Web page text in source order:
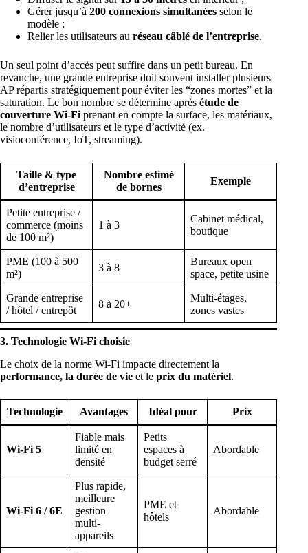
Gérer jusqu’à 200 connexions simultanées selon le
modèle ;
Relier les utilisateurs au réseau câblé de l’entreprise.
Un seul point d’accès peut suffire dans un petit bureau. En
revanche, une grande entreprise doit souvent installer plusieurs
AP répartis stratégiquement pour éviter les “zones mortes” et la
saturation. Le bon nombre se détermine après étude de
couverture Wi-Fiprenant en compte la surface, les matériaux,
le nombre d’utilisateurs et le type d’activité (ex.
visioconférence, IoT, streaming).
Taille & type
d’entreprise
Nombre estimé
de bornes
Exemple
Petite entreprise /
commerce (moins
de 100 m²)
1 à 3
Cabinet médical,
boutique
PME (100 à 500
m²)
3 à 8
Bureaux open
space, petite usine
Grande entreprise
/ hôtel / entrepôt
8 à 20+
Multi-étages,
zones vastes
3. Technologie Wi-Fi choisie
Le choix de la norme Wi-Fi impacte directement la
performance, la durée de vie et le prix du matériel.
Technologie Avantages Idéal pour Prix
Wi-Fi 5
Fiable mais
limité en
densité
Petits
espaces à
budget serré
Abordable
Wi-Fi 6 / 6E
Plus rapide,
meilleure
gestion
multi-
appareils
PME et
hôtels
Abordable